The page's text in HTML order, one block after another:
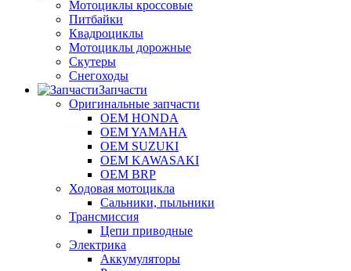
Мотоциклы кроссовые
Питбайки
Квадроциклы
Мотоциклы дорожные
Скутеры
Снегоходы
Запчасти
Оригинальные запчасти
OEM HONDA
OEM YAMAHA
OEM SUZUKI
OEM KAWASAKI
OEM BRP
Ходовая мотоцикла
Сальники, пыльники
Трансмиссия
Цепи приводные
Электрика
Аккумуляторы